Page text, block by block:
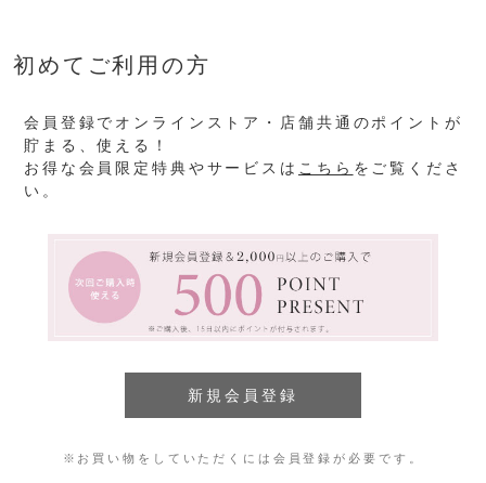
初めてご利用の方
会員登録でオンラインストア・店舗共通のポイントが
貯まる、使える！
お得な会員限定特典やサービスは こちら をご覧くださ
い。
※お買い物をしていただくには会員登録が必要です。